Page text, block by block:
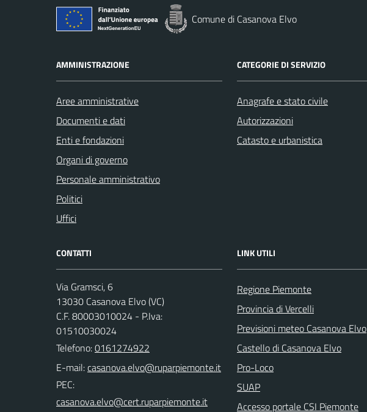
Comune di Casanova Elvo
AMMINISTRAZIONE
Aree amministrative
Documenti e dati
Enti e fondazioni
Organi di governo
Personale amministrativo
Politici
Uffici
CATEGORIE DI SERVIZIO
Anagrafe e stato civile
Autorizzazioni
Catasto e urbanistica
CONTATTI
Via Gramsci, 6
13030 Casanova Elvo (VC)
C.F. 80003010024 - P.Iva:
01510030024
Telefono:0161274922
E-mail:
PEC:
LINK UTILI
Regione Piemonte
Provincia di Vercelli
Previsioni meteo Casanova Elvo
Castello di Casanova Elvo
Pro-Loco
SUAP
Accesso portale CSI Piemonte